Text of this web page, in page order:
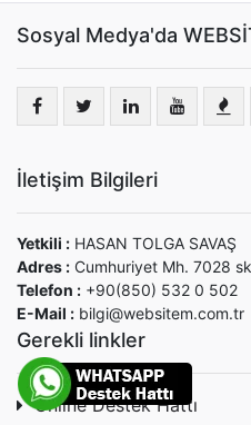
Sosyal Medya'da
İletişim Bilgileri
Yetkili : HASAN TOLGA SAVAŞ
Adres : Cumhuriyet Mh. 7028
Telefon : +90(850) 532 0 502
E-Mail : bilgi@websitem.com.tr
Gerekli linkler
Online Destek Hattı